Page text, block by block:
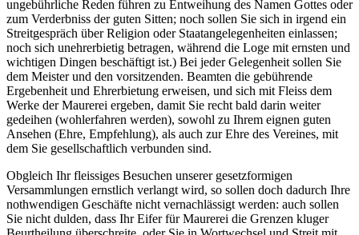
ungebührliche Reden führen zu Entweihung des Namen Gottes oder
zum Verderbniss der guten Sitten; noch sollen Sie sich in irgend ein
Streitgespräch über Religion oder Staatangelegenheiten einlassen;
noch sich unehrerbietig betragen, während die Loge mit ernsten und
wichtigen Dingen beschäftigt ist.) Bei jeder Gelegenheit sollen Sie
dem Meister und den vorsitzenden. Beamten die gebührende
Ergebenheit und Ehrerbietung erweisen, und sich mit Fleiss dem
Werke der Maurerei ergeben, damit Sie recht bald darin weiter
gedeihen (wohlerfahren werden), sowohl zu Ihrem eignen guten
Ansehen (Ehre, Empfehlung), als auch zur Ehre des Vereines, mit
dem Sie gesellschaftlich verbunden sind.
Obgleich Ihr fleissiges Besuchen unserer gesetzformigen
Versammlungen ernstlich verlangt wird, so sollen doch dadurch Ihre
nothwendigen Geschäfte nicht vernachlässigt werden: auch sollen
Sie nicht dulden, dass Ihr Eifer für Maurerei die Grenzen kluger